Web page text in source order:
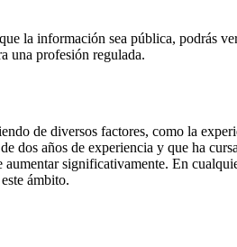
la información sea pública, podrás
una profesión regulada.
de diversos factores, como la
años de experiencia y que ha
significativamente. En
ámbito.